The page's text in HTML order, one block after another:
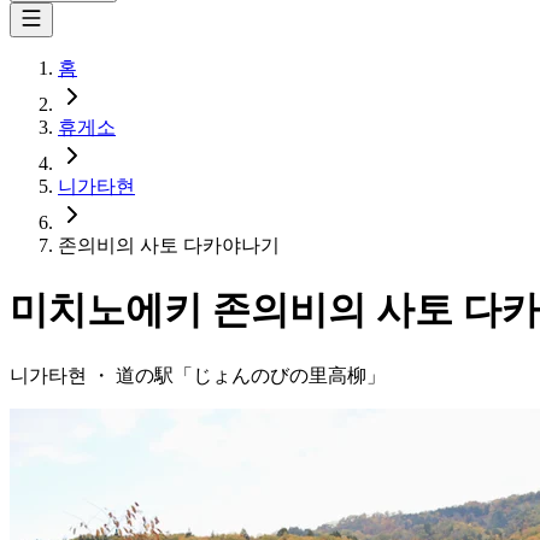
홈
휴게소
니가타현
존의비의 사토 다카야나기
미치노에키 존의비의 사토 다
니가타현 ・ 道の駅「 じょんのびの里高柳 」